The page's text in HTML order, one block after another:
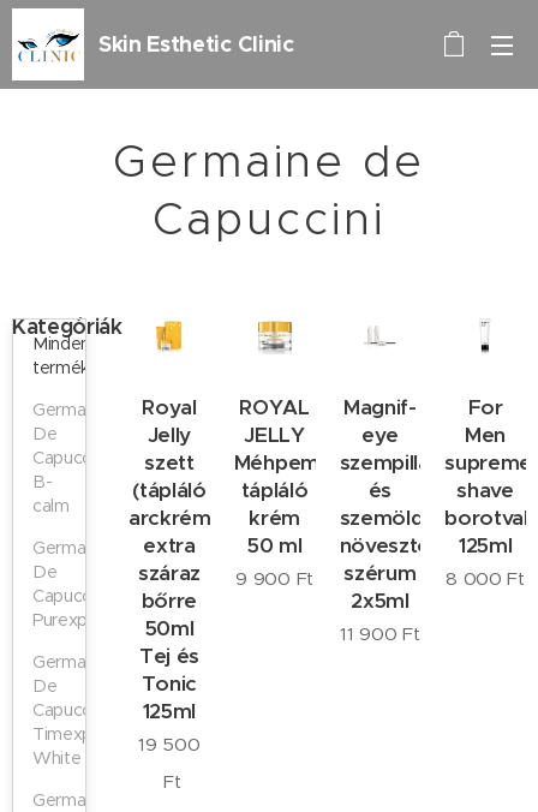
Skin Esthetic Clinic
Germaine de
Capuccini
Kategóriák
Minden
termék
Germaine
De
Capuccini
B-
calm
Germaine
De
Capuccini
Purexpert
Germaine
De
Capuccini
Timexpert
White
Germaine
Royal
Jelly
szett
(tápláló
arckrém
extra
száraz
bőrre
50ml
Tej és
Tonic
125ml
19 500
Ft
ROYAL
JELLY
Méhpempős
tápláló
krém
50 ml
9 900 Ft
Magnif-
eye
szempilla
és
szemöldök
növesztő
szérum
2x5ml
11 900 Ft
For
Men
supreme
shave
125ml
8 000 Ft